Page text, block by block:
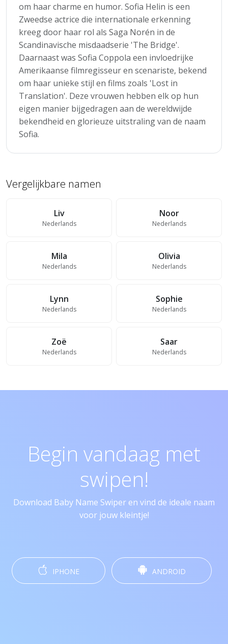
om haar charme en humor. Sofia Helin is een
Zweedse actrice die internationale erkenning
kreeg door haar rol als Saga Norén in de
Scandinavische misdaadserie 'The Bridge'.
Daarnaast was Sofia Coppola een invloedrijke
Amerikaanse filmregisseur en scenariste, bekend
om haar unieke stijl en films zoals 'Lost in
Translation'. Deze vrouwen hebben elk op hun
eigen manier bijgedragen aan de wereldwijde
bekendheid en glorieuze uitstraling van de naam
Sofia.
Vergelijkbare namen
Liv
Nederlands
Noor
Nederlands
Mila
Nederlands
Olivia
Nederlands
Lynn
Nederlands
Sophie
Nederlands
Zoë
Nederlands
Saar
Nederlands
Begin vandaag met
swipen!
Download Baby Name Swiper en vind de ideale naam
voor jouw kleintje!
IPHONE ANDROID